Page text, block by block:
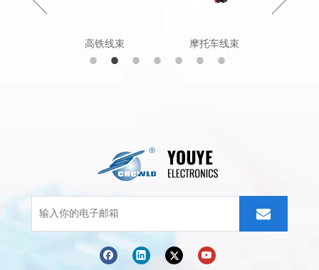
高铁线束 摩托车线束